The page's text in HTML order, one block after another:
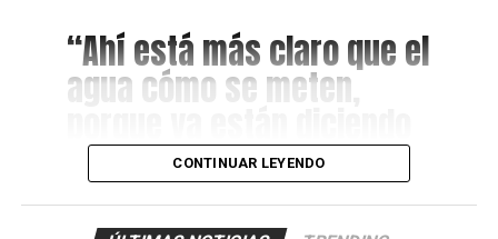
“Ahí está más claro que el
agua cómo se meten,
que fue una denuncia
anónima. Para que
CONTINUAR LEYENDO